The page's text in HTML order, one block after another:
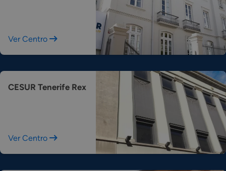
Ver Centro
CESUR Tenerife Rex
Ver Centro